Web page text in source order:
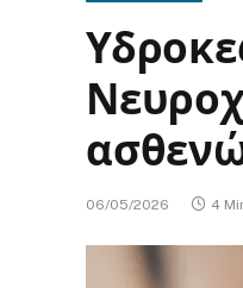
06/05/2026 4